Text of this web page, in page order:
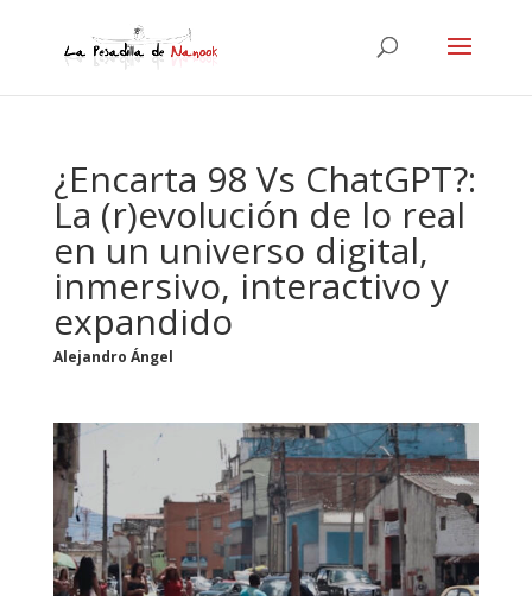
¿Encarta 98 Vs ChatGPT?:
La (r)evolución de lo real
en un universo digital,
inmersivo, interactivo y
expandido
Alejandro Ángel